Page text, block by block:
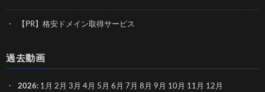
【PR】格安ドメイン取得サービス
過去動画
2026: 1月 2月 3月 4月 5月 6月 7月 8月 9月 10月 11月 12月